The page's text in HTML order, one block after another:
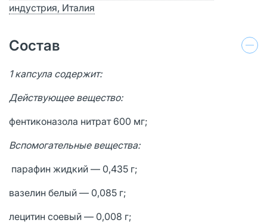
индустрия, Италия
Состав
1 капсула содержит:
Действующее вещество:
фентиконазола нитрат 600 мг;
Вспомогательные вещества:
парафин жидкий — 0,435 г;
вазелин белый — 0,085 г;
лецитин соевый — 0,008 г;